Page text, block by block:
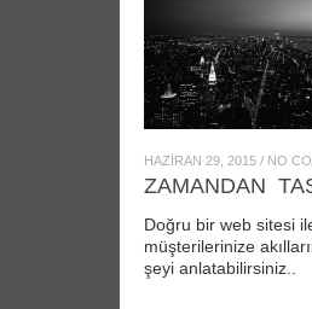
HAZIRAN 29, 2015 / NO
ZAMANDAN
Doğru bir web sitesi
müşterilerinize
şeyi anlatabilirsiniz..